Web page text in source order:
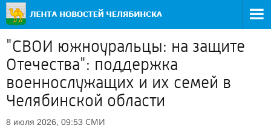
"СВОИ южноуральцы: на защите
Отечества": поддержка
военнослужащих и их семей в
Челябинской области
8 июля 2026, 09:53 СМИ